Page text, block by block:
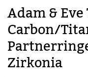
Adam &
Carbon/
Zirkonia